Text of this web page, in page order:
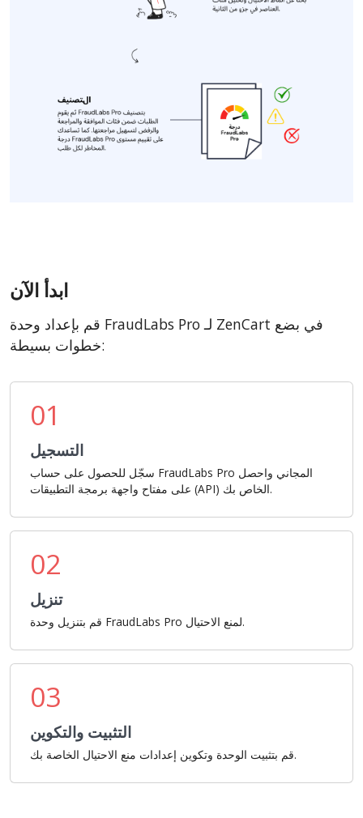
ابدأ الآن
قم بإعداد وحدة FraudLabs Pro لـ ZenCart في بضع
خطوات بسيطة:
01
التسجيل
سجّل للحصول على حساب FraudLabs Pro المجاني واحصل
على مفتاح واجهة برمجة التطبيقات (API) الخاص بك.
02
تنزيل
قم بتنزيل وحدة FraudLabs Pro لمنع الاحتيال.
03
التثبيت والتكوين
قم بتثبيت الوحدة وتكوين إعدادات منع الاحتيال الخاصة بك.